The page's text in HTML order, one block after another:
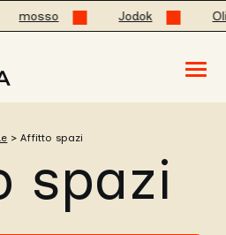
menu
>Affitto spazi
spazi